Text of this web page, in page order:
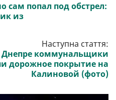
сам попал под обстрел:
из
Наступна стаття:
Днепре коммунальщики
дорожное покрытие на
Калиновой (фото)